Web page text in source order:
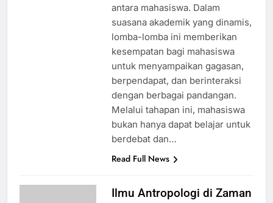
antara mahasiswa. Dalam
suasana akademik yang dinamis,
lomba-lomba ini memberikan
kesempatan bagi mahasiswa
untuk menyampaikan gagasan,
berpendapat, dan berinteraksi
dengan berbagai pandangan.
Melalui tahapan ini, mahasiswa
bukan hanya dapat belajar untuk
berdebat dan…
Read Full News
Ilmu Antropologi di Zaman